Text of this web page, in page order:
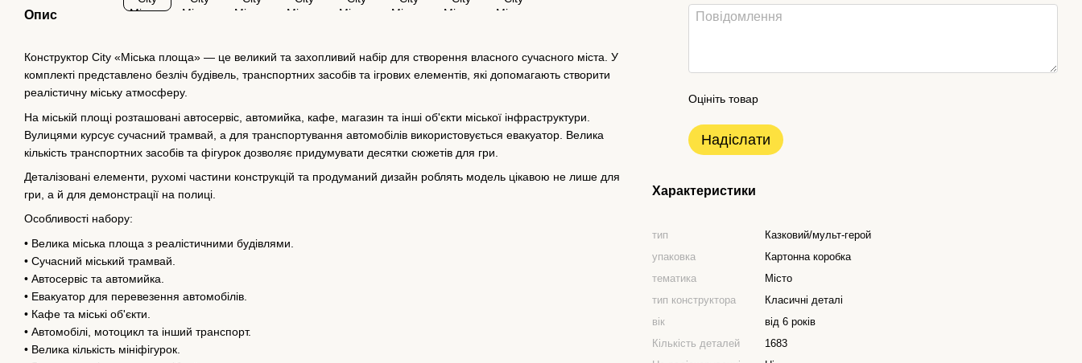
Опис
Конструктор City «Міська площа» — це великий та захопливий набір для створення власного сучасного міста. У
комплекті представлено безліч будівель, транспортних засобів та ігрових елементів, які допомагають створити
реалістичну міську атмосферу.
На міській площі розташовані автосервіс, автомийка, кафе, магазин та інші об'єкти міської інфраструктури.
Вулицями курсує сучасний трамвай, а для транспортування автомобілів використовується евакуатор. Велика
кількість транспортних засобів та фігурок дозволяє придумувати десятки сюжетів для гри.
Деталізовані елементи, рухомі частини конструкцій та продуманий дизайн роблять модель цікавою не лише для
гри, а й для демонстрації на полиці.
Особливості набору:
• Велика міська площа з реалістичними будівлями.
• Сучасний міський трамвай.
• Автосервіс та автомийка.
• Евакуатор для перевезення автомобілів.
• Кафе та міські об'єкти.
• Автомобілі, мотоцикл та інший транспорт.
• Велика кількість мініфігурок.
Оцініть товар
Надіслати
Характеристики
тип
Казковий/мульт-герой
упаковка
Картонна коробка
тематика
Місто
тип конструктора
Класичні деталі
вік
від 6 років
Кількість деталей
1683